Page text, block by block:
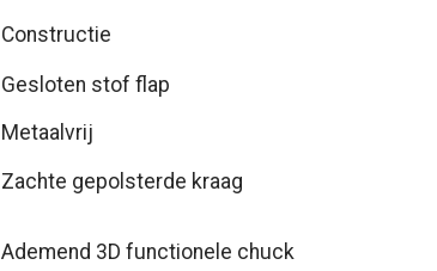
Constructie
Gesloten stof flap
Metaalvrij
Zachte gepolsterde kraag
Ademend 3D functionele chuck